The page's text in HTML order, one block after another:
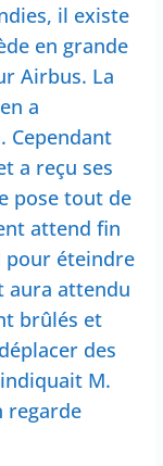
il existe
en grande
Airbus. La
a
Cependant
a reçu ses
pose tout de
attend fin
pour éteindre
aura attendu
brûlés et
des
M.
regarde